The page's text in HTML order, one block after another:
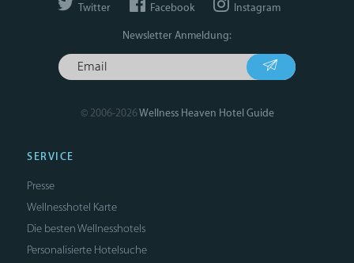
Twitter Facebook Instagram
Newsletter Anmeldung:
© 2006-2026Wellness Heaven Hotel Guide
SERVICE
Presse
Wellnesshotel Karte
Die besten Wellnesshotels
Personalisierte Hotelsuche